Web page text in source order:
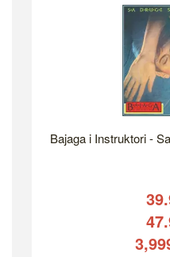
Bajaga i Instruktori -